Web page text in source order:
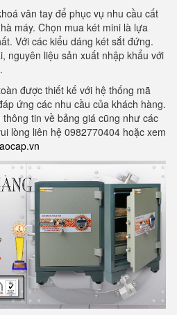
vân tay để phục vụ nhu cầu cất
máy. Chọn mua két mini là lựa
Với các kiểu dáng két sắt đứng.
nguyên liệu sản xuất nhập khẩu với
được thiết kế với hệ thống mã
ứng các nhu cầu của khách hàng.
tin về bảng giá cũng như các
lòng liên hệ 0982770404 hoặc xem